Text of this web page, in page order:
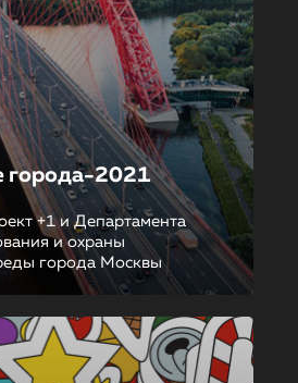
города-2021
+1 и Департамента
и охраны
города Москвы